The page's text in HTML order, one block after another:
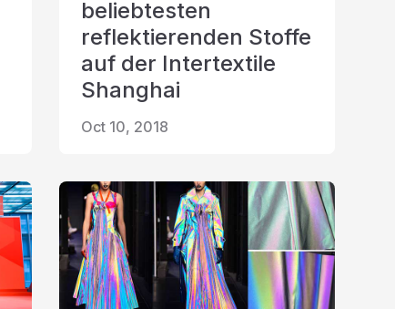
beliebtesten
reflektierenden Stoffe
auf der Intertextile
Shanghai
Oct 10, 2018